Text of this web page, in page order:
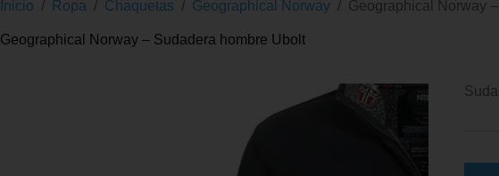
Inicio / Ropa / Chaquetas / Geographical Norway / Geographical Norway
Geographical Norway – Sudadera hombre Ubolt